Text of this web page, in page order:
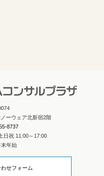
ーウェア北新宿2階
8737
日祝 11:00～17:00
年始
せフォーム